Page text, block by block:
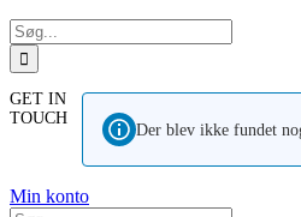
Søg
efter:
Der blev ikke fundet
Min konto
GET IN
TOUCH